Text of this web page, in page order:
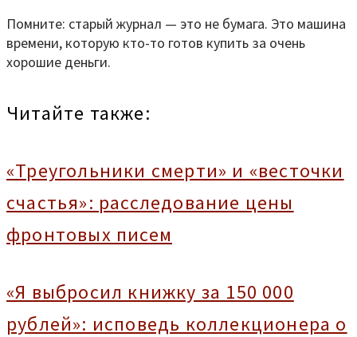
Помните: старый журнал — это не бумага. Это машина
времени, которую кто-то готов купить за очень
хорошие деньги.
Читайте также:
«Треугольники смерти» и «весточки
счастья»: расследование цены
фронтовых писем
«Я выбросил книжку за 150 000
рублей»: исповедь коллекционера о